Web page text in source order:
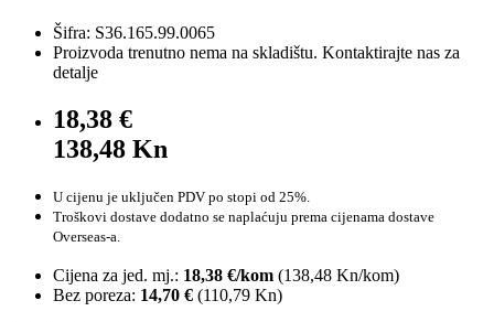
Šifra: S36.165.99.0065
Proizvoda trenutno nema na skladištu. Kontaktirajte nas za
detalje
18,38 €
138,48 Kn
U cijenu je uključen PDV po stopi od 25%.
Troškovi dostave dodatno se naplaćuju prema cijenama dostave
Overseas-a.
Cijena za jed. mj.: 18,38 €/kom (138,48 Kn/kom)
Bez poreza: 14,70 € (110,79 Kn)